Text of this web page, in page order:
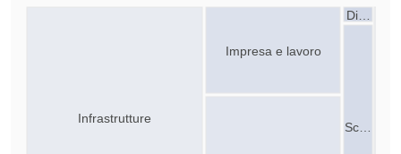
Di…
Sc…
Impresa e lavoro
Infrastrutture